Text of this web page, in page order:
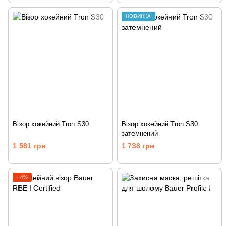
Візор хокейний Tron S30
1 581 грн
НОВИНКА
Візор хокейний Tron S30
затемнений
1 738 грн
−4%